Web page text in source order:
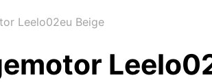
Leelo02eu Beige